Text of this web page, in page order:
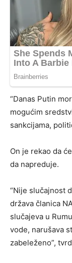
“Danas Putin
mogućim
sankcijama,
On je rekao da
da napreduje.
“Nije slučajnost
država članica
slučajeva u
vode, narušava
zabeleženo”,